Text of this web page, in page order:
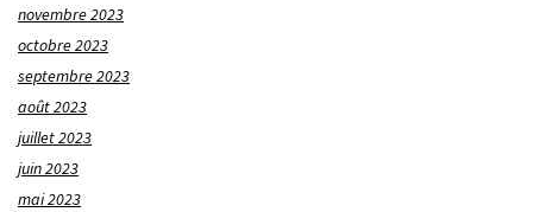
novembre 2023
octobre 2023
septembre 2023
août 2023
juillet 2023
juin 2023
mai 2023